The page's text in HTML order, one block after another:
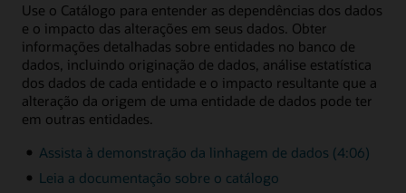
Use o Catálogo para entender as dependências dos dados
e o impacto das alterações em seus dados. Obter
informações detalhadas sobre entidades no banco de
dados, incluindo originação de dados, análise estatística
dos dados de cada entidade e o impacto resultante que a
alteração da origem de uma entidade de dados pode ter
em outras entidades.
Assista à demonstração da linhagem de dados (4:06)
Leia a documentação sobre o catálogo